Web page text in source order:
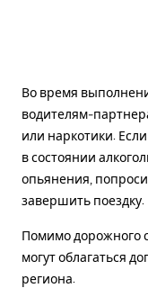
Во время
водителям-
или наркотики.
в состоянии
опьянения,
завершить поездку.
Помимо дорожного
могут облагаться
региона.